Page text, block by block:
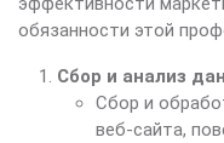
обязанности этой
Сбор и анализ
Сбор и
веб-сайта,